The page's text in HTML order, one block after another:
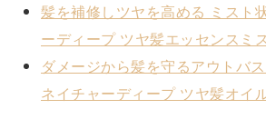
髪を補修しツヤを高める ミスト
ーディープ ツヤ髪エッセンスミ
ダメージから髪を守るアウトバ
ネイチャーディープ ツヤ髪オイ